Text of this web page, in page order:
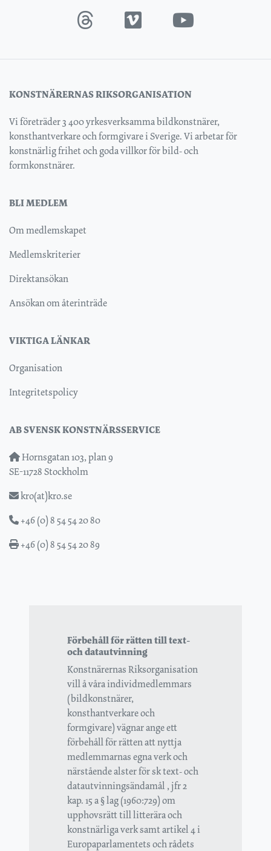
KONSTNÄRERNAS RIKSORGANISATION
Vi företräder 3 400 yrkesverksamma bildkonstnärer,
konsthantverkare och formgivare i Sverige. Vi arbetar för
konstnärlig frihet och goda villkor för bild- och
formkonstnärer.
BLI MEDLEM
Om medlemskapet
Medlemskriterier
Direktansökan
Ansökan om återinträde
VIKTIGA LÄNKAR
Organisation
Integritetspolicy
AB SVENSK KONSTNÄRSSERVICE
Hornsgatan 103, plan 9
SE-11728 Stockholm
kro(at)kro.se
+46 (0) 8 54 54 20 80
+46 (0) 8 54 54 20 89
Förbehåll för rätten till text-
och datautvinning
Konstnärernas Riksorganisation
vill å våra individmedlemmars
(bildkonstnärer,
konsthantverkare och
formgivare) vägnar ange ett
förbehåll för rätten att nyttja
medlemmarnas egna verk och
närstående alster för sk text- och
datautvinningsändamål , jfr 2
kap. 15 a § lag (1960:729) om
upphovsrätt till litterära och
konstnärliga verk samt artikel 4 i
Europaparlamentets och rådets